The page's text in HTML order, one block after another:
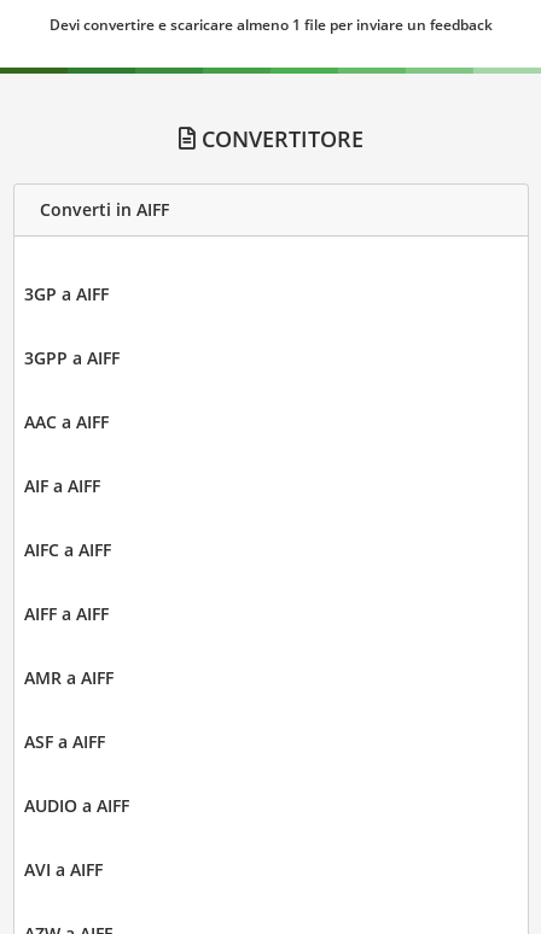
Devi convertire e scaricare almeno 1 file per inviare un feedback
CONVERTITORE
Converti in AIFF
3GP a AIFF
3GPP a AIFF
AAC a AIFF
AIF a AIFF
AIFC a AIFF
AIFF a AIFF
AMR a AIFF
ASF a AIFF
AUDIO a AIFF
AVI a AIFF